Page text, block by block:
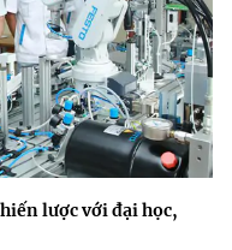
lược với đại học,